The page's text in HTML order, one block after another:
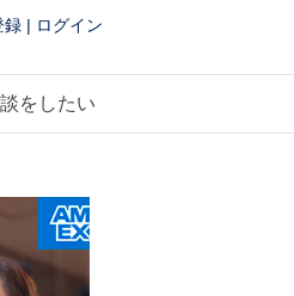
録 | ログイン
をしたい